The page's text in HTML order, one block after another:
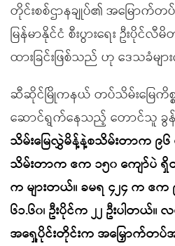
တိုင်းစစ်ဌာနချုပ်၏ အမြောက်တ
မြန်မာနိုင်ငံ စီးပွားရေး ဦးပို
ထားခြင်းဖြစ်သည် ဟု ဒေသခံမျ
ဆီဆိုင်မြိုကနယ် တပ်သိမ်းမြေကိစ္
ဆောင်ရွက်နေသည့် တောင်သူ ခွ
သိမ်းမြေလွှဲမိန့်နဲ့စသိမ်းတာက ၉
သိမ်းတာက ဧက ၁၅၀ ကျော်ပဲ
က များတယ်။ ခမရ ၄၂၄ က ဧက
၆၁.၆၀၊ ဦးပိုင်က ၂၂ ဦးပါတယ်
အရှေ့ပိုင်းတိုင်းက အမြှောက်တပ်အ